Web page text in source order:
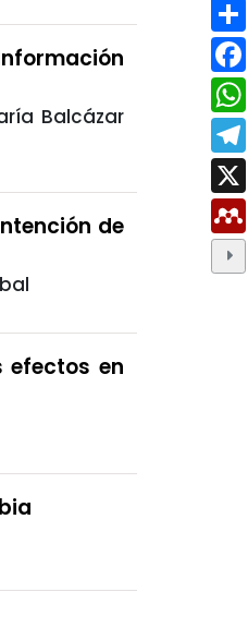
Balcázar
de
efectos en